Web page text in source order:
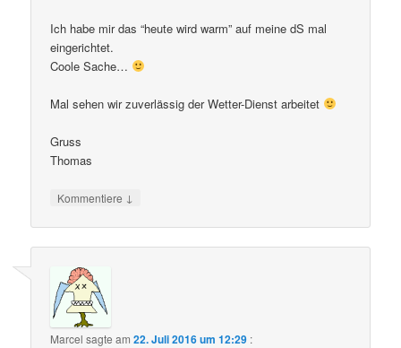
Ich habe mir das “heute wird warm” auf meine dS mal
eingerichtet.
Coole Sache…
Mal sehen wir zuverlässig der Wetter-Dienst arbeitet
Gruss
Thomas
Kommentiere ↓
Marcel sagte am22. Juli 2016 um 12:29 :